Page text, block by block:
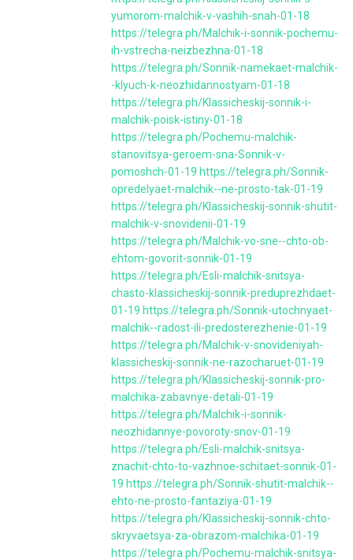
yumorom-malchik-v-vashih-snah-01-18
https://telegra.ph/Malchik-i-sonnik-pochemu-
ih-vstrecha-neizbezhna-01-18
https://telegra.ph/Sonnik-namekaet-malchik-
-klyuch-k-neozhidannostyam-01-18
https://telegra.ph/Klassicheskij-sonnik-i-
malchik-poisk-istiny-01-18
https://telegra.ph/Pochemu-malchik-
stanovitsya-geroem-sna-Sonnik-v-
pomoshch-01-19 https://telegra.ph/Sonnik-
opredelyaet-malchik--ne-prosto-tak-01-19
https://telegra.ph/Klassicheskij-sonnik-shutit-
malchik-v-snovidenii-01-19
https://telegra.ph/Malchik-vo-sne--chto-ob-
ehtom-govorit-sonnik-01-19
https://telegra.ph/Esli-malchik-snitsya-
chasto-klassicheskij-sonnik-preduprezhdaet-
01-19 https://telegra.ph/Sonnik-utochnyaet-
malchik--radost-ili-predosterezhenie-01-19
https://telegra.ph/Malchik-v-snovideniyah-
klassicheskij-sonnik-ne-razocharuet-01-19
https://telegra.ph/Klassicheskij-sonnik-pro-
malchika-zabavnye-detali-01-19
https://telegra.ph/Malchik-i-sonnik-
neozhidannye-povoroty-snov-01-19
https://telegra.ph/Esli-malchik-snitsya-
znachit-chto-to-vazhnoe-schitaet-sonnik-01-
19 https://telegra.ph/Sonnik-shutit-malchik--
ehto-ne-prosto-fantaziya-01-19
https://telegra.ph/Klassicheskij-sonnik-chto-
skryvaetsya-za-obrazom-malchika-01-19
https://telegra.ph/Pochemu-malchik-snitsya-